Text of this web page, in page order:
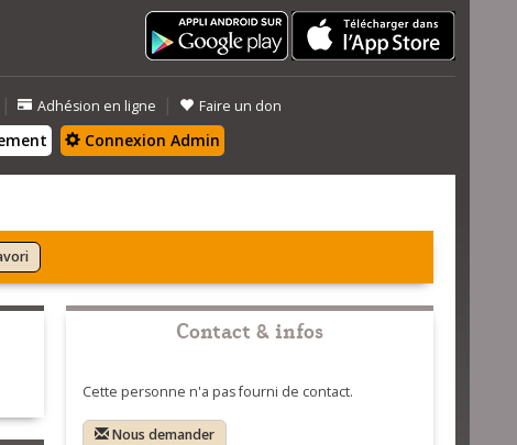
| Adhésion en ligne | Faire un don
Connexion Admin
Contact & infos
Cette personne n'a pas fourni de contact.
Nous demander